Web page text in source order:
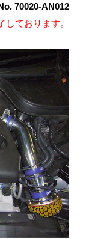
70020-AN012
ております。